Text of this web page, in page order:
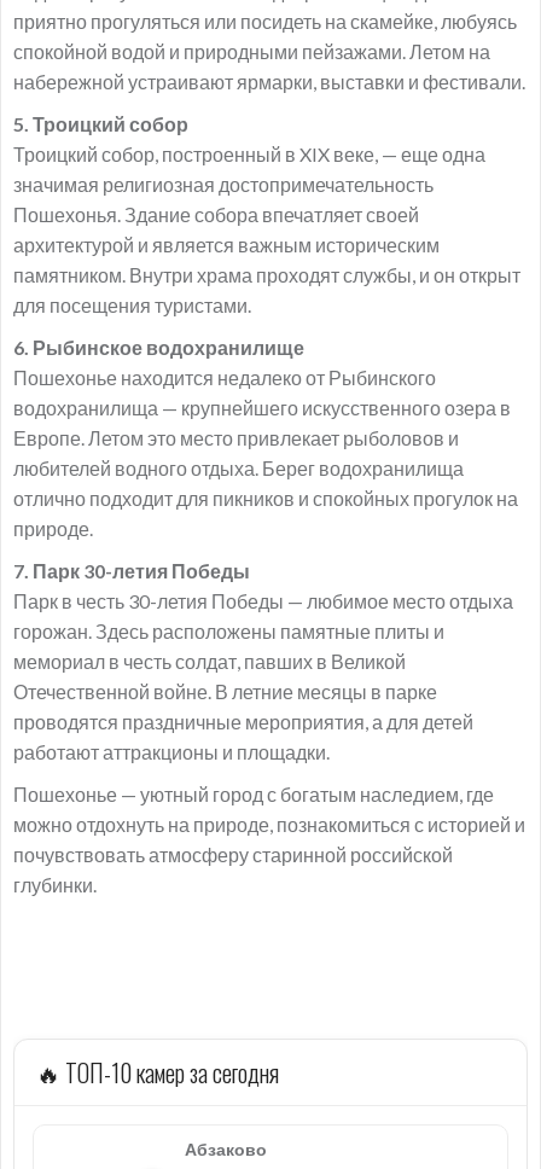
приятно прогуляться или посидеть на скамейке, любуясь
спокойной водой и природными пейзажами. Летом на
набережной устраивают ярмарки, выставки и фестивали.
5. Троицкий собор
Троицкий собор, построенный в XIX веке, — еще одна
значимая религиозная достопримечательность
Пошехонья. Здание собора впечатляет своей
архитектурой и является важным историческим
памятником. Внутри храма проходят службы, и он открыт
для посещения туристами.
6. Рыбинское водохранилище
Пошехонье находится недалеко от Рыбинского
водохранилища — крупнейшего искусственного озера в
Европе. Летом это место привлекает рыболовов и
любителей водного отдыха. Берег водохранилища
отлично подходит для пикников и спокойных прогулок на
природе.
7. Парк 30-летия Победы
Парк в честь 30-летия Победы — любимое место отдыха
горожан. Здесь расположены памятные плиты и
мемориал в честь солдат, павших в Великой
Отечественной войне. В летние месяцы в парке
проводятся праздничные мероприятия, а для детей
работают аттракционы и площадки.
Пошехонье — уютный город с богатым наследием, где
можно отдохнуть на природе, познакомиться с историей и
почувствовать атмосферу старинной российской
глубинки.
🔥 ТОП-10 камер за сегодня
Абзаково